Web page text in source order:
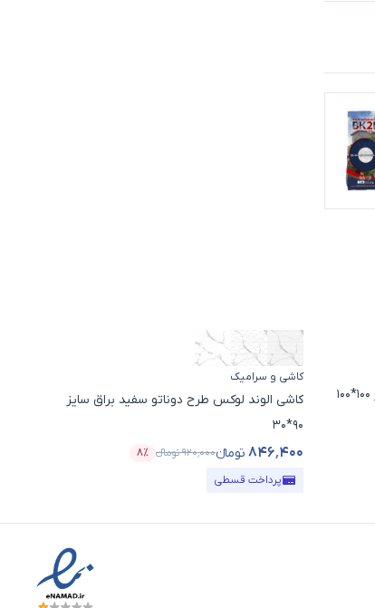
کاشی و سرامیک
کاشی الوند لوکس طرح دوناتو سفید براق سایز
90*30
۸۴۶٬۴۰۰ تومانء۹۲۰٬۰۰۰تومانء
قیمت محصول
۸٪
پرداخت قسطی